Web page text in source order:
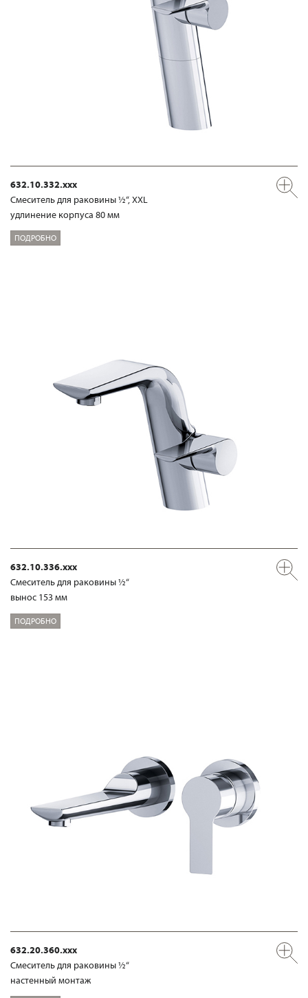
632.10.332.xxx
Смеситель для раковины ½“, XXL
удлинение корпуса 80 мм
ПОДРОБНО
632.10.336.xxx
Смеситель для раковины ½“
вынос 153 мм
ПОДРОБНО
632.20.360.xxx
Смеситель для раковины ½“
настенный монтаж